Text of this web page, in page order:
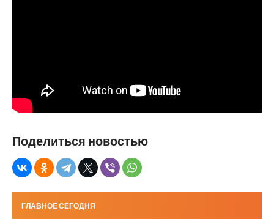
Поделиться новостью
ГЛАВНОЕ СЕГОДНЯ